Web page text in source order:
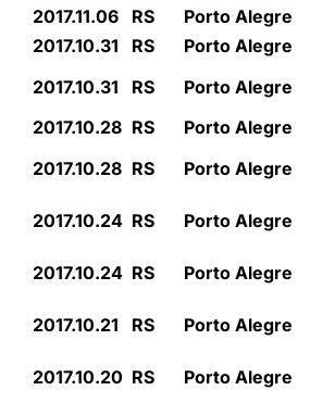
2017.11.06
RS Porto Alegre
2017.10.31
RS Porto Alegre
2017.10.31
RS Porto Alegre
2017.10.28 RS Porto Alegre
2017.10.28 RS Porto Alegre
2017.10.24 RS Porto Alegre
2017.10.24 RS Porto Alegre
2017.10.21
RS Porto Alegre
2017.10.20 RS Porto Alegre